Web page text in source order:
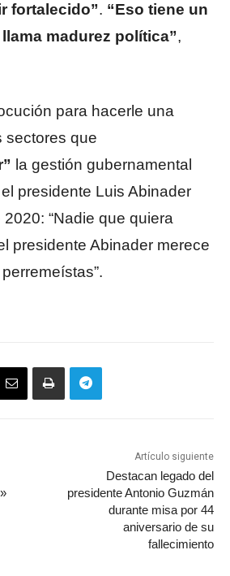
fortalecido”. “Eso tiene un
madurez política”,
para hacerle una
sectores que
la gestión gubernamental
presidente Luis Abinader
“Nadie que quiera
presidente Abinader merece
Artículo siguiente
Destacan legado del
presidente Antonio Guzmán
durante misa por 44
aniversario de su
fallecimiento